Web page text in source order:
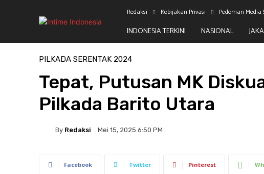
Redaksi Kebijakan Privasi Pedoman Media
INDONESIA TERKINI NASIONAL
Pilkada Serentak 2024
PILKADA SERENTAK 2024
Tepat, Putusan MK
Pilkada Barito Utara
By Redaksi Mei 15, 2025 6:50 PM
Facebook Twitter Pinterest